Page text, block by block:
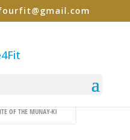
OF THE MUNAY-KI